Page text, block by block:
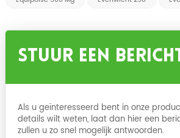
Stuur Een
Als u geïnteresseerd bent in onze
details wilt weten, laat dan hier een
zullen u zo snel mogelijk antwoorden.